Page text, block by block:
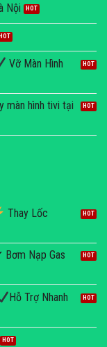
Nội
Vỡ Màn Hình
màn hình tivi tại
Thay Lốc
Bơm Nạp Gas
Hỗ Trợ Nhanh